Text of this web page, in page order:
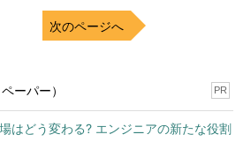
次のページへ
ーパー） PR
はどう変わる? エンジニアの新たな役割